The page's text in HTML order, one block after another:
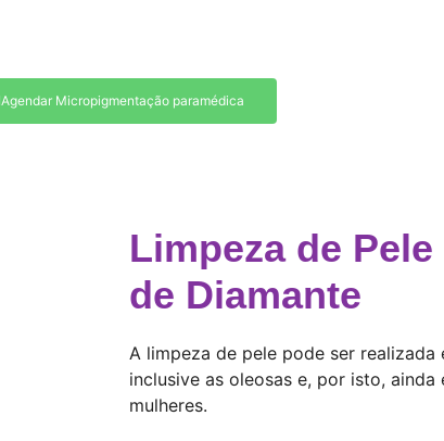
Agendar Micropigmentação paramédica
Limpeza de
de Diamante
A limpeza de pele pode ser realizada
inclusive as oleosas e, por isto,
mulheres.